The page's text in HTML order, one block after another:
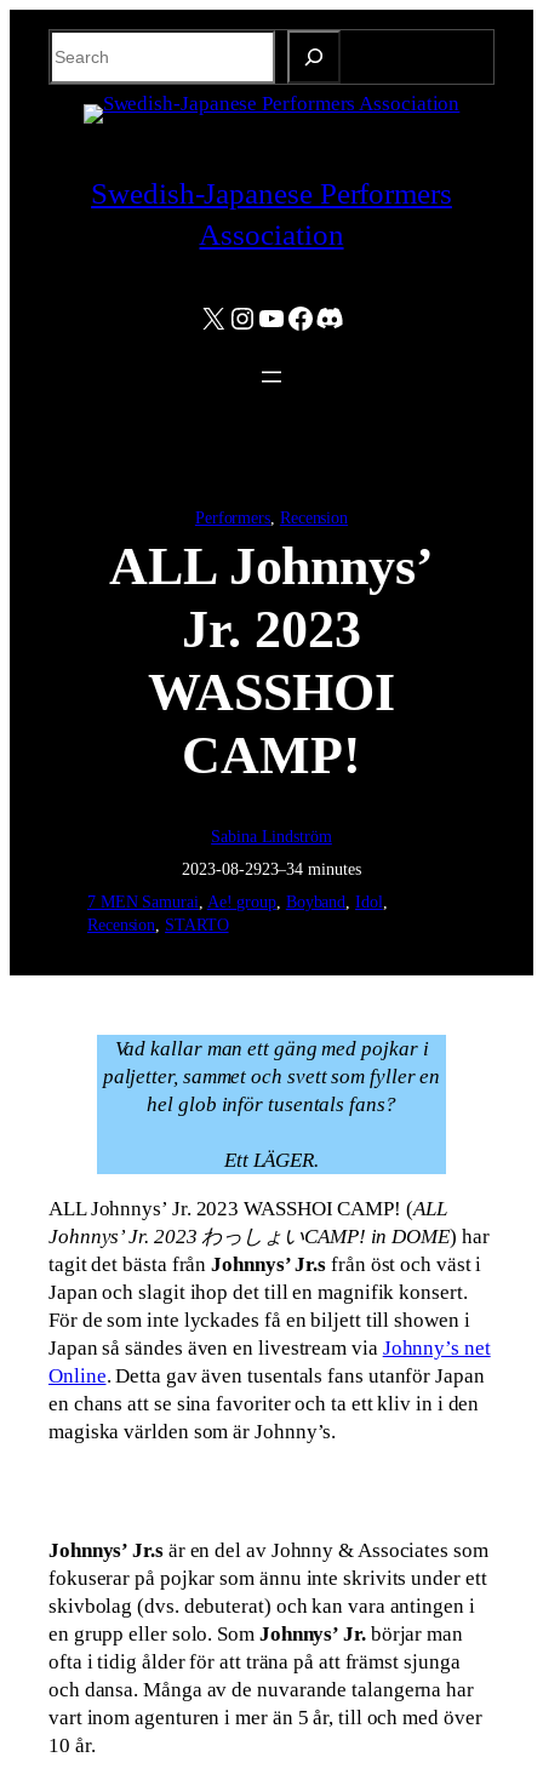
content
Swedish-Japanese Performers
Association
X Instagram
YouTube
Facebook
Discord
Performers Recension
ALL Johnnys’
Jr. 2023
WASSHOI
CAMP!
Sabina Lindström
2023-08-2923–34 minutes
7 MEN Samurai Ae! group, Boyband , Idol
Recension
STARTO
Vad kallar man ett gäng med pojkar i
paljetter, sammet och svett som fyller en
hel glob inför tusentals fans?
Ett LÄGER.
ALL Johnnys’ Jr. 2023 WASSHOI CAMP! (ALL
Johnnys’ Jr. 2023 わっしょいCAMP! in DOME) har
tagit det bästa frånJohnnys’ Jr.s från öst och väst i
Japan och slagit ihop det till en magnifik konsert.
För de som inte lyckades få en biljett till showen i
Japan så sändes även en livestream via Johnny’s net
Online. Detta gav även tusentals fans utanför Japan
en chans att se sina favoriter och ta ett kliv in i den
magiska världen som är Johnny’s.
Johnnys’ Jr.sär en del av Johnny & Associates som
fokuserar på pojkar som ännu inte skrivits under ett
skivbolag (dvs. debuterat) och kan vara antingen i
en grupp eller solo. Som Johnnys’ Jr.börjar man
ofta i tidig ålder för att träna på att främst sjunga
och dansa. Många av de nuvarande talangerna har
vart inom agenturen i mer än 5 år, till och med över
10 år.